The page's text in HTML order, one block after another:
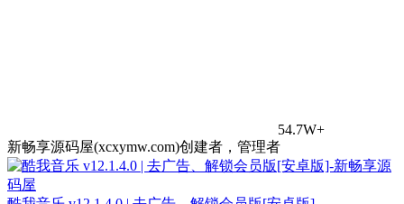
54.7W+
新畅享源码屋(xcxymw.com)创建者，管理者